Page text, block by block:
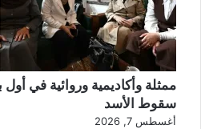
ممثلة وأكاديمية وروائية في
سقوط الأسد
أغسطس 7, 2026